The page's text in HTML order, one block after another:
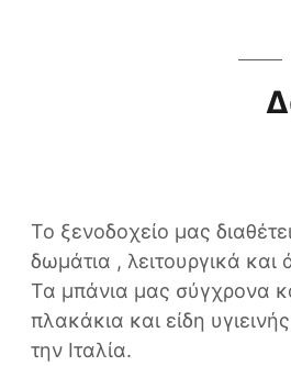
Το ξενοδοχείο μας
δωμάτια , λειτουργικά και
Τα μπάνια μας σύγχρονα
πλακάκια και είδη
την Ιταλία.